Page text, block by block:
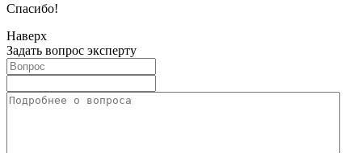
Спасибо!
Наверх
Задать вопрос эксперту